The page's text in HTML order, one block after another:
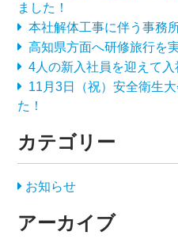
ました！
本社解体工事に伴う事務
高知県方面へ研修旅行を
4人の新入社員を迎えて入
11月3日（祝）安全衛生
た！
カテゴリー
お知らせ
アーカイブ